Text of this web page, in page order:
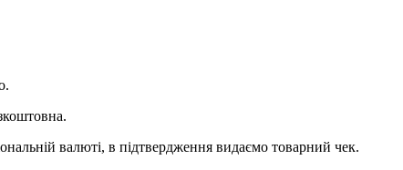
валюті, в підтвердження видаємо товарний чек.